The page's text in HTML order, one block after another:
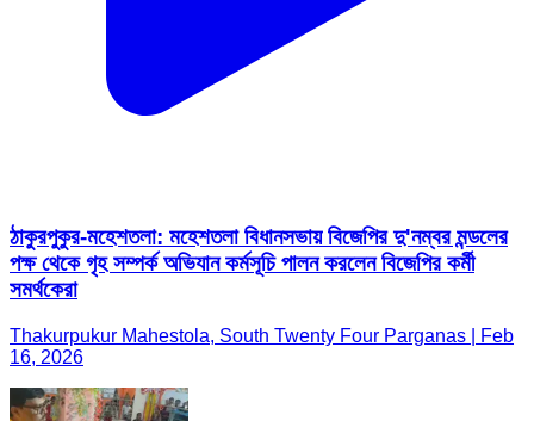
ঠাকুরপুকুর-মহেশতলা: মহেশতলা বিধানসভায় বিজেপির দু'নম্বর মন্ডলের
পক্ষ থেকে গৃহ সম্পর্ক অভিযান কর্মসূচি পালন করলেন বিজেপির কর্মী
সমর্থকেরা
Thakurpukur Mahestola, South Twenty Four Parganas | Feb
16, 2026